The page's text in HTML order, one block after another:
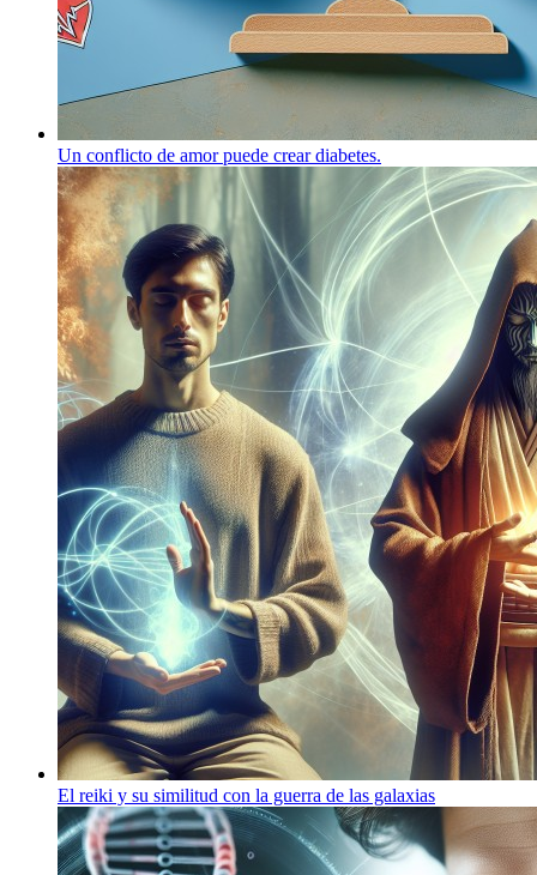
Un conflicto de amor puede crear diabetes.
El reiki y su similitud con la guerra de las galaxias